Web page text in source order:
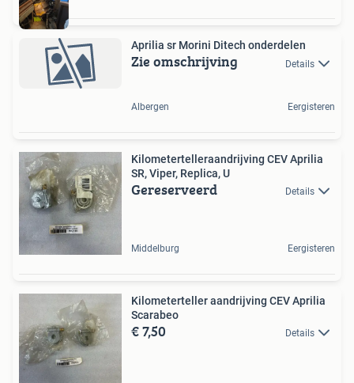
Aprilia sr Morini Ditech onderdelen
Zie omschrijving Details
Albergen Eergisteren
Kilometertelleraandrijving CEV Aprilia
SR, Viper, Replica, U
Gereserveerd Details
Middelburg Eergisteren
Kilometerteller aandrijving CEV Aprilia
Scarabeo
€ 7,50 Details